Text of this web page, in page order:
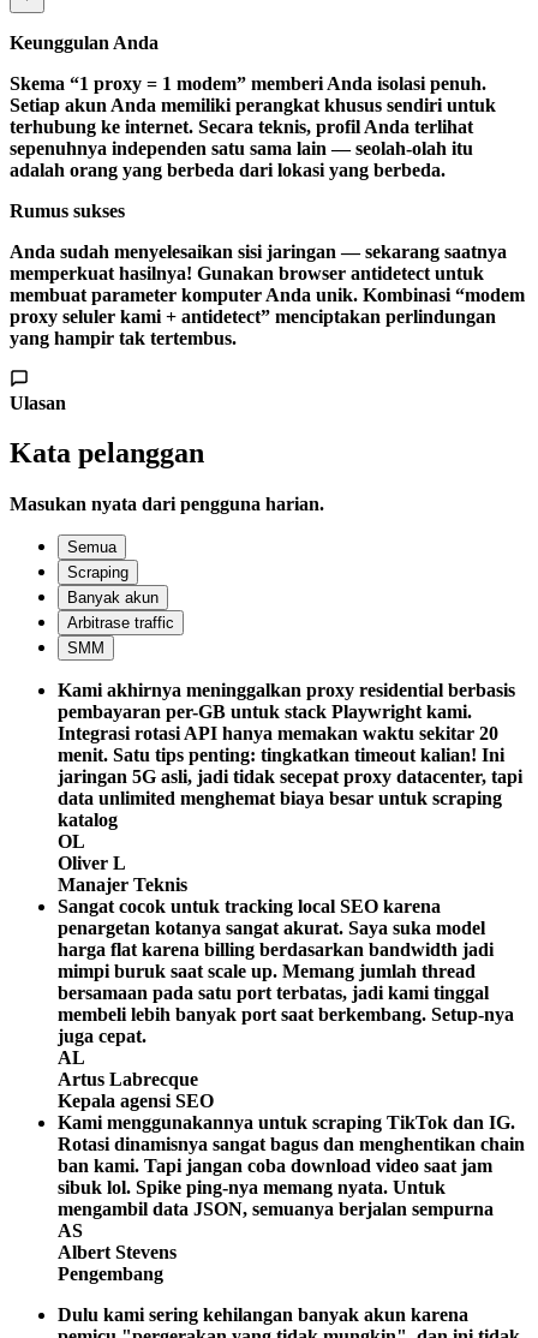
Keunggulan Anda
Skema “1 proxy = 1 modem” memberi Anda isolasi penuh.
Setiap akun Anda memiliki perangkat khusus sendiri untuk
terhubung ke internet. Secara teknis, profil Anda terlihat
sepenuhnya independen satu sama lain — seolah-olah itu
adalah orang yang berbeda dari lokasi yang berbeda.
Rumus sukses
Anda sudah menyelesaikan sisi jaringan — sekarang saatnya
memperkuat hasilnya! Gunakan browser antidetect untuk
membuat parameter komputer Anda unik. Kombinasi “modem
proxy seluler kami + antidetect” menciptakan perlindungan
yang hampir tak tertembus.
Ulasan
Kata pelanggan
Masukan nyata dari pengguna harian.
Semua
Scraping
Banyak akun
Arbitrase traffic
SMM
Kami akhirnya meninggalkan proxy residential berbasis
pembayaran per-GB untuk stack Playwright kami.
Integrasi rotasi API hanya memakan waktu sekitar 20
menit. Satu tips penting: tingkatkan timeout kalian! Ini
jaringan 5G asli, jadi tidak secepat proxy datacenter, tapi
data unlimited menghemat biaya besar untuk scraping
katalog
OL
Oliver L
Manajer Teknis
Sangat cocok untuk tracking local SEO karena
penargetan kotanya sangat akurat. Saya suka model
harga flat karena billing berdasarkan bandwidth jadi
mimpi buruk saat scale up. Memang jumlah thread
bersamaan pada satu port terbatas, jadi kami tinggal
membeli lebih banyak port saat berkembang. Setup-nya
juga cepat.
AL
Artus Labrecque
Kepala agensi SEO
Kami menggunakannya untuk scraping TikTok dan IG.
Rotasi dinamisnya sangat bagus dan menghentikan chain
ban kami. Tapi jangan coba download video saat jam
sibuk lol. Spike ping-nya memang nyata. Untuk
mengambil data JSON, semuanya berjalan sempurna
AS
Albert Stevens
Pengembang
Dulu kami sering kehilangan banyak akun karena